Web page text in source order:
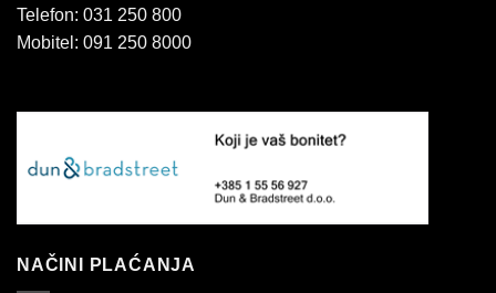
Telefon: 031 250 800
Mobitel: 091 250 8000
NAČINI PLAĆANJA